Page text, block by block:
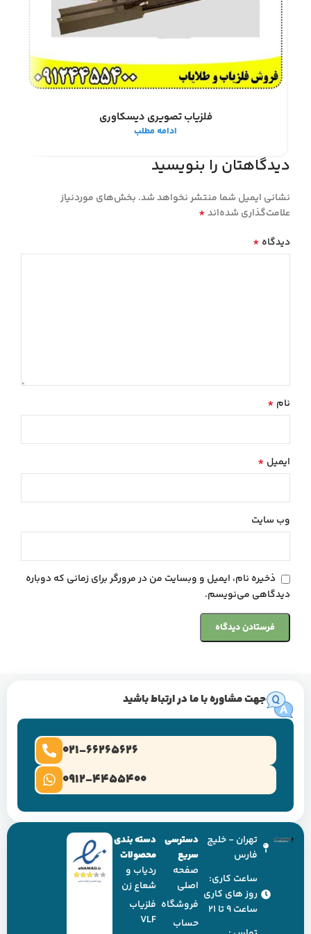
فلزیاب تصویری دیسکاوری
ادامه مطلب
دیدگاهتان را بنویسید
نشانی ایمیل شما منتشر نخواهد شد. بخش‌های موردنیاز
علامت‌گذاری شده‌اند*
دیدگاه *
نام *
ایمیل *
وب‌ سایت
ذخیره نام، ایمیل و وبسایت من در مرورگر برای زمانی که دوباره
دیدگاهی می‌نویسم.
جهت مشاوره با ما در ارتباط باشید
0912-4455400
021-66265626
تهران - خلیج
فارس
ساعت کاری:
روز های کاری
ساعت ۹ تا ۲۱
دسترسی
سریع
صفحه
اصلی
فروشگاه
حساب
دسته بندی
محصولات
ردیاب و
شعاع زن
فلزیاب
VLF